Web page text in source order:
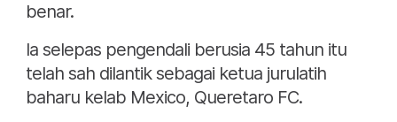
benar.
Ia selepas pengendali berusia 45 tahun itu
telah sah dilantik sebagai ketua jurulatih
baharu kelab Mexico, Queretaro FC.